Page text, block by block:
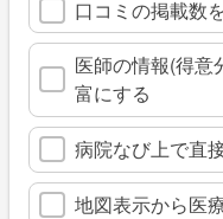
口コミの掲載数
医師の情報(得意
富にする
病院なび上で直
地図表示から医